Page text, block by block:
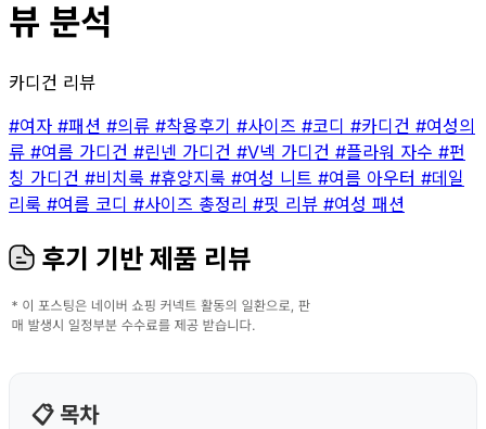
뷰 분석
카디건 리뷰
#여자 #패션 #의류 #착용후기 #사이즈 #코디 #카디건 #여성의
류 #여름 가디건 #린넨 가디건 #V넥 가디건 #플라워 자수 #펀
칭 가디건 #비치룩 #휴양지룩 #여성 니트 #여름 아우터 #데일
리룩 #여름 코디 #사이즈 총정리 #핏 리뷰 #여성 패션
후기 기반 제품 리뷰
📋 목차